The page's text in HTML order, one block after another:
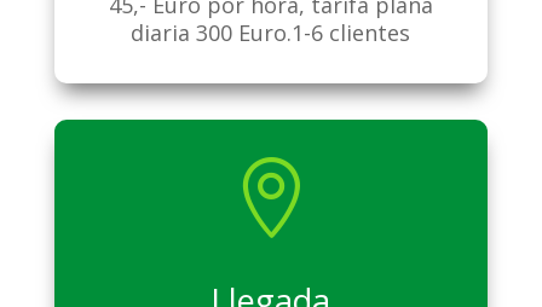
diaria 300 Euro.1-6 clientes
